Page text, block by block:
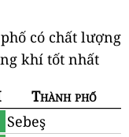
có chất lượng
khí tốt nhất
Thành phố
Sebeş